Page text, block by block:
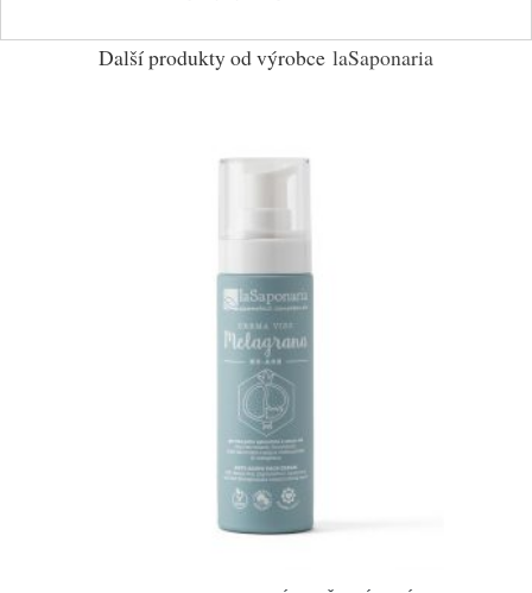
Další produkty od výrobce laSaponaria